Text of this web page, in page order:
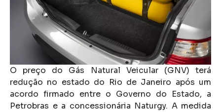
O preço do Gás Natural Veicular (GNV) terá
redução no estado do Rio de Janeiro após um
acordo firmado entre o Governo do Estado, a
Petrobras e a concessionária Naturgy. A medida